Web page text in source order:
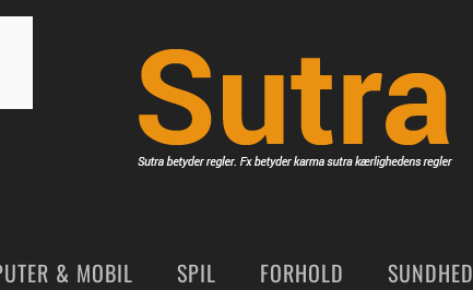
& MOBIL SPIL FORHOLD SUNDHED